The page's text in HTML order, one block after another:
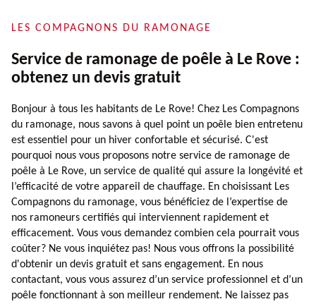
LES COMPAGNONS DU RAMONAGE
Service de ramonage de poêle à Le Rove :
obtenez un devis gratuit
Bonjour à tous les habitants de Le Rove! Chez Les Compagnons
du ramonage, nous savons à quel point un poêle bien entretenu
est essentiel pour un hiver confortable et sécurisé. C'est
pourquoi nous vous proposons notre service de ramonage de
poêle à Le Rove, un service de qualité qui assure la longévité et
l’efficacité de votre appareil de chauffage. En choisissant Les
Compagnons du ramonage, vous bénéficiez de l’expertise de
nos ramoneurs certifiés qui interviennent rapidement et
efficacement. Vous vous demandez combien cela pourrait vous
coûter? Ne vous inquiétez pas! Nous vous offrons la possibilité
d'obtenir un devis gratuit et sans engagement. En nous
contactant, vous vous assurez d’un service professionnel et d’un
poêle fonctionnant à son meilleur rendement. Ne laissez pas